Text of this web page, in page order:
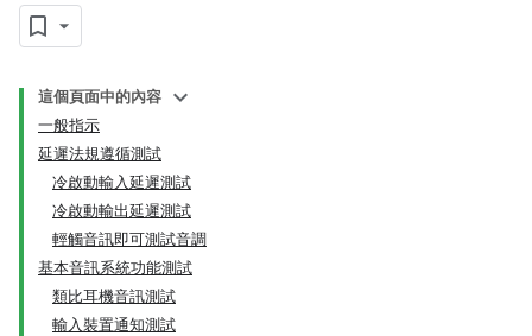
這個頁面中的內容
一般指示
延遲法規遵循測試
冷啟動輸入延遲測試
冷啟動輸出延遲測試
輕觸音訊即可測試音調
基本音訊系統功能測試
類比耳機音訊測試
輸入裝置通知測試